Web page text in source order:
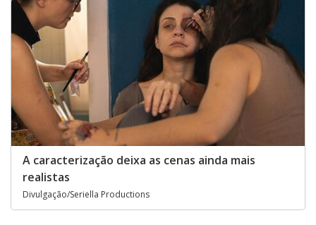
A caracterização deixa as cenas ainda mais
realistas
Divulgação/Seriella Productions